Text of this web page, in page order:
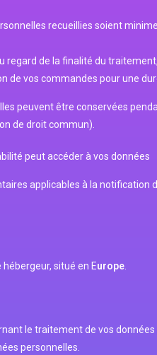
recueillies soient
de la finalité du
de vos commandes pour une
peuvent être conservées
de droit commun).
peut accéder à vos données
applicables à la notification
situé en Europe
le traitement de vos
personnelles.